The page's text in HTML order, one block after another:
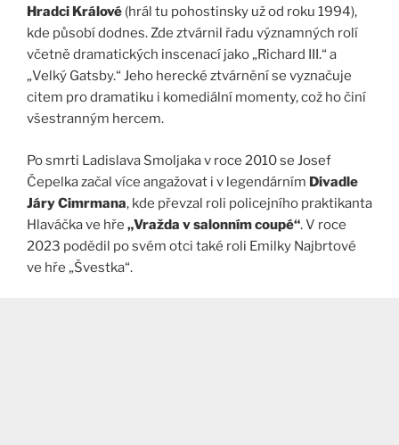
Hradci Králové (hrál tu pohostinsky už od roku 1994),
kde působí dodnes. Zde ztvárnil řadu významných rolí
včetně dramatických inscenací jako „Richard III.“ a
„Velký Gatsby.“ Jeho herecké ztvárnění se vyznačuje
citem pro dramatiku i komediální momenty, což ho činí
všestranným hercem.
Po smrti Ladislava Smoljaka v roce 2010 se Josef
Čepelka začal více angažovat i v legendárním Divadle
Járy Cimrmana, kde převzal roli policejního praktikanta
Hlaváčka ve hře „Vražda v salonním coupé“. V roce
2023 podědil po svém otci také roli Emilky Najbrtové
ve hře „Švestka“​.